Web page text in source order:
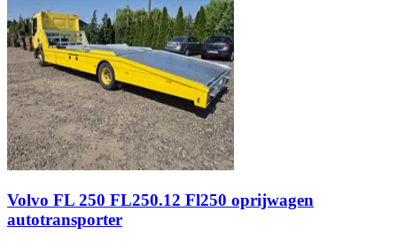
Volvo FL 250 FL250.12 Fl250 oprijwagen
autotransporter